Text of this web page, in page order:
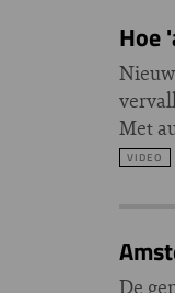
Hoe
Met
VIDEO
De